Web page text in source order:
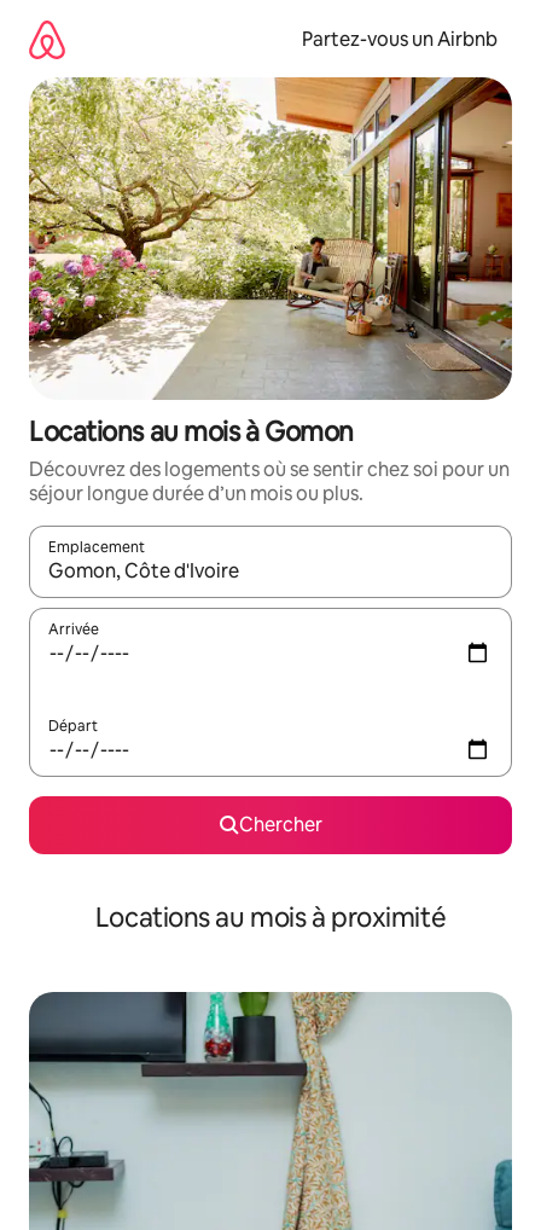
directement
contenu
Partez-vous un Airbnb
Locations au mois à Gomon
Découvrez des logements où se sentir chez soi pour un
séjour longue durée d’un mois ou plus.
Emplacement
Quand les résultats sont affichés, parcourez-les en utilisant
Arrivée
Départ
Chercher
Locations au mois à proximité